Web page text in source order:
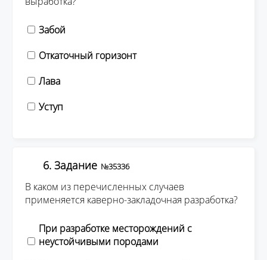
Забой
Откаточный горизонт
Лава
Уступ
6. Задание №35336
В каком из перечисленных случаев
применяется каверно-закладочная разработка?
При разработке месторождений с
неустойчивыми породами